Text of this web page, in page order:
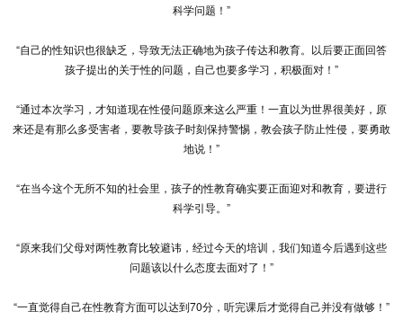
科学问题！”
“自己的性知识也很缺乏，导致无法正确地为孩子传达和教育。以后要正面回答
孩子提出的关于性的问题，自己也要多学习，积极面对！”
“通过本次学习，才知道现在性侵问题原来这么严重！一直以为世界很美好，原
来还是有那么多受害者，要教导孩子时刻保持警惕，教会孩子防止性侵，要勇敢
地说！”
“在当今这个无所不知的社会里，孩子的性教育确实要正面迎对和教育，要进行
科学引导。”
“原来我们父母对两性教育比较避讳，经过今天的培训，我们知道今后遇到这些
问题该以什么态度去面对了！”
“一直觉得自己在性教育方面可以达到70分，听完课后才觉得自己并没有做够！”